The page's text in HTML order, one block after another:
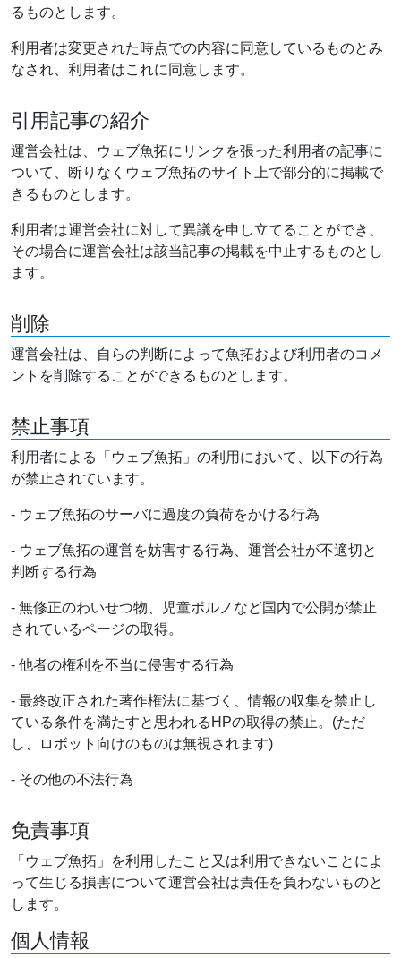
るものとします。
利用者は変更された時点での内容に同意しているものとみ
なされ、利用者はこれに同意します。
引用記事の紹介
運営会社は、ウェブ魚拓にリンクを張った利用者の記事に
ついて、断りなくウェブ魚拓のサイト上で部分的に掲載で
きるものとします。
利用者は運営会社に対して異議を申し立てることができ、
その場合に運営会社は該当記事の掲載を中止するものとし
ます。
削除
運営会社は、自らの判断によって魚拓および利用者のコメ
ントを削除することができるものとします。
禁止事項
利用者による「ウェブ魚拓」の利用において、以下の行為
が禁止されています。
- ウェブ魚拓のサーバに過度の負荷をかける行為
- ウェブ魚拓の運営を妨害する行為、運営会社が不適切と
判断する行為
- 無修正のわいせつ物、児童ポルノなど国内で公開が禁止
されているページの取得。
- 他者の権利を不当に侵害する行為
- 最終改正された著作権法に基づく、情報の収集を禁止し
ている条件を満たすと思われるHPの取得の禁止。(ただ
し、ロボット向けのものは無視されます)
- その他の不法行為
免責事項
「ウェブ魚拓」を利用したこと又は利用できないことによ
って生じる損害について運営会社は責任を負わないものと
します。
個人情報